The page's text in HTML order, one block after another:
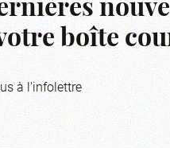
boîte
à l'infolettre